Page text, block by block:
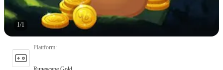
1/1
Plattform: